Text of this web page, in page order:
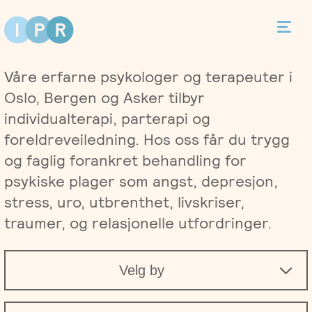
Kontakt
Terapi
Individualterapi
Priser
Asker
Bergen
Behandlere
Kurs
Våre erfarne psykologer og terapeuter i
Oslo, Bergen og Asker tilbyr
individualterapi, parterapi og
foreldreveiledning. Hos oss får du trygg
og faglig forankret behandling for
psykiske plager som angst, depresjon,
stress, uro, utbrenthet, livskriser,
traumer, og relasjonelle utfordringer.
Velg by